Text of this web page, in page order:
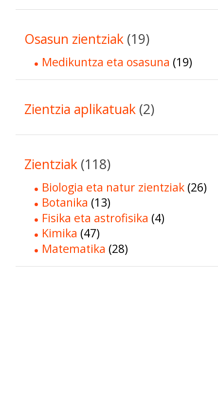
Osasun zientziak (19)
Medikuntza eta osasuna (19)
Zientzia aplikatuak (2)
Zientziak (118)
Biologia eta natur zientziak (26)
Botanika (13)
Fisika eta astrofisika (4)
Kimika (47)
Matematika (28)